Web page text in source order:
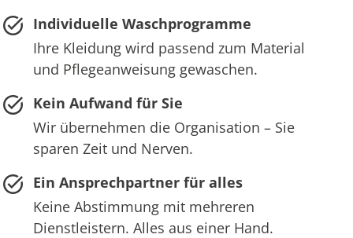
Individuelle Waschprogramme
Ihre Kleidung wird passend zum Material
und Pflegeanweisung gewaschen.
Kein Aufwand für Sie
Wir übernehmen die Organisation – Sie
sparen Zeit und Nerven.
Ein Ansprechpartner für alles
Keine Abstimmung mit mehreren
Dienstleistern. Alles aus einer Hand.